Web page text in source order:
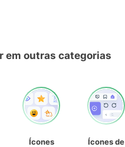
em outras categorias
Ícones
Ícones de